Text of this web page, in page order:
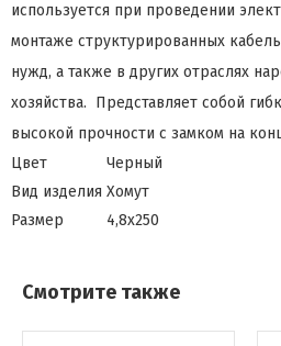
используется при проведении
монтаже структурированных
нужд, а также в других отраслях
хозяйства. Представляет собой
высокой прочности с замком на
Цвет
Черный
Вид изделия Хомут
Размер
4,8х250
Смотрите также